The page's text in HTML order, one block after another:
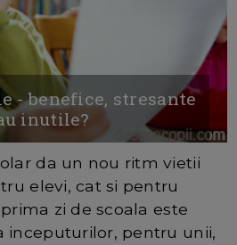
- benefice, stresante
inutile?
da un nou ritm vietii
elevi, cat si pentru
zi de scoala este
inceputurilor, pentru unii,